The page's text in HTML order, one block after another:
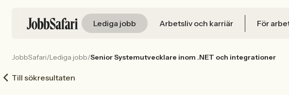
Lediga jobb Arbetsliv och karriär För
JobbSafari/Lediga jobb/Senior Systemutvecklare inom .NET och integrationer
Till sökresultaten